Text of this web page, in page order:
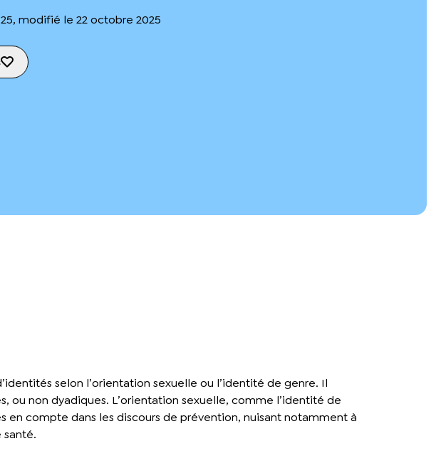
modifié le 22 octobre 2025
selon l’orientation sexuelle ou l’identité de genre. Il
ou non dyadiques. L’orientation sexuelle, comme l’identité de
en compte dans les discours de prévention, nuisant notamment à
santé.